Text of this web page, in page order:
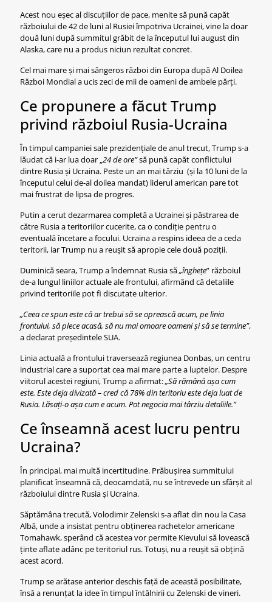
Acest nou eșec al discuțiilor de pace, menite să pună capăt
războiului de 42 de luni al Rusiei împotriva Ucrainei, vine la doar
două luni după summitul grăbit de la începutul lui august din
Alaska, care nu a produs niciun rezultat concret.
Cel mai mare și mai sângeros război din Europa după Al Doilea
Război Mondial a ucis zeci de mii de oameni de ambele părți.
Ce propunere a făcut Trump
privind războiul Rusia-Ucraina
În timpul campaniei sale prezidențiale de anul trecut, Trump s-a
lăudat că i-ar lua doar „24 de ore”să pună capăt conflictului
dintre Rusia și Ucraina. Peste un an mai târziu (și la 10 luni de la
începutul celui de-al doilea mandat) liderul american pare tot
mai frustrat de lipsa de progres.
Putin a cerut dezarmarea completă a Ucrainei și păstrarea de
către Rusia a teritoriilor cucerite, ca o condiție pentru o
eventuală încetare a focului. Ucraina a respins ideea de a ceda
teritorii, iar Trump nu a reușit să apropie cele două poziții.
Duminică seara, Trump a îndemnat Rusia să„înghețe” războiul
de-a lungul liniilor actuale ale frontului, afirmând că detaliile
privind teritoriile pot fi discutate ulterior.
„Ceea ce spun este că ar trebui să se oprească acum, pe linia
frontului, să plece acasă, să nu mai omoare oameni și să se termine”,
a declarat președintele SUA.
Linia actuală a frontului traversează regiunea Donbas, un centru
industrial care a suportat cea mai mare parte a luptelor. Despre
viitorul acestei regiuni, Trump a afirmat:„Să rămână așa cum
este. Este deja divizată – cred că 78% din teritoriu este deja luat de
Rusia. Lăsați-o așa cum e acum. Pot negocia mai târziu detaliile.”
Ce înseamnă acest lucru pentru
Ucraina?
În principal, mai multă incertitudine. Prăbușirea summitului
planificat înseamnă că, deocamdată, nu se întrevede un sfârșit al
războiului dintre Rusia și Ucraina.
Săptămâna trecută, Volodimir Zelenski s-a aflat din nou la Casa
Albă, unde a insistat pentru obținerea rachetelor americane
Tomahawk, sperând că acestea vor permite Kievului să lovească
ținte aflate adânc pe teritoriul rus. Totuși, nu a reușit să obțină
acest acord.
Trump se arătase anterior deschis față de această posibilitate,
însă a renunțat la idee în timpul întâlnirii cu Zelenski de vineri.